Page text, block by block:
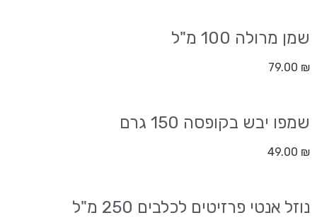
שמן מרולה 100 מ"ל
79.00 ₪
שמפו יבש בקופסה 150 גרם
49.00 ₪
נוזל אנטי פרזיטים לכלבים 250 מ"ל